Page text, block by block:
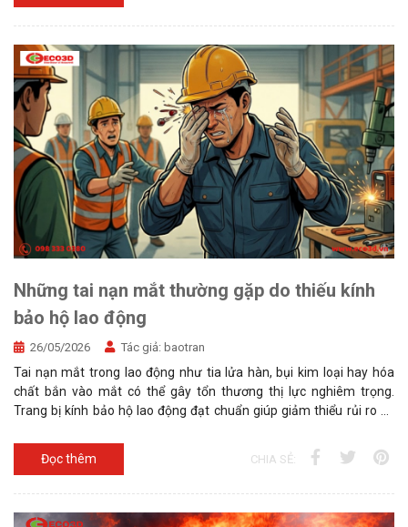
Những tai nạn mắt thường gặp do thiếu kính
bảo hộ lao động
26/05/2026 Tác giả: baotran
Tai nạn mắt trong lao động như tia lửa hàn, bụi kim loại hay hóa
chất bắn vào mắt có thể gây tổn thương thị lực nghiêm trọng.
Trang bị kính bảo hộ lao động đạt chuẩn giúp giảm thiểu rủi ro và
chống tia UV và chống hóa chất phù hợp là giải pháp cần thiết cho
mọi ngành nghề.
Đọc thêm CHIA SẺ: